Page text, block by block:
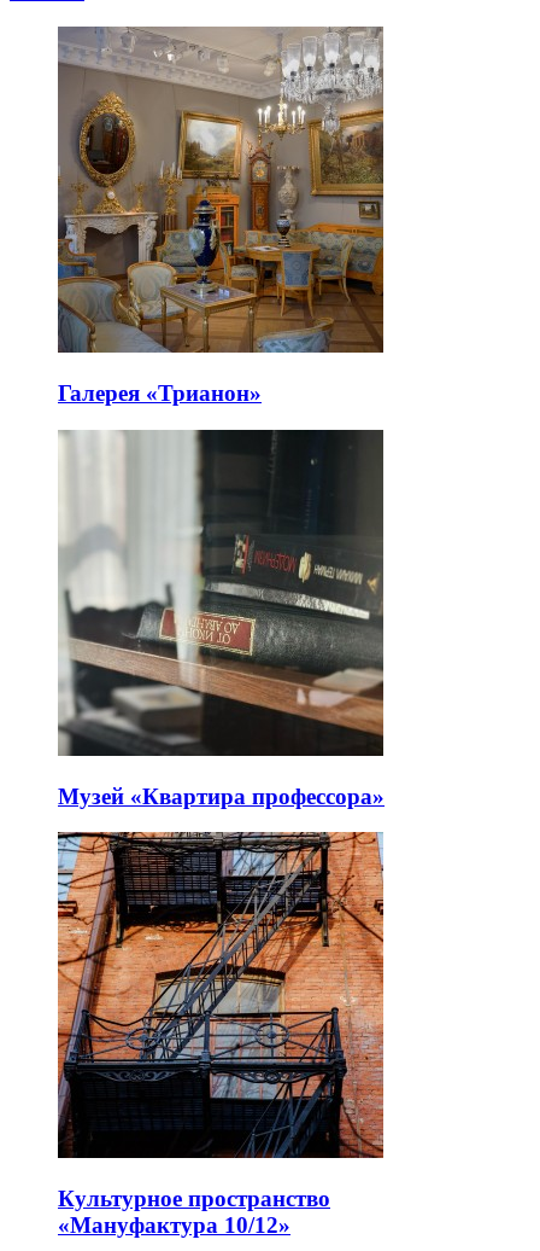
Галерея «Трианон»
Музей «Квартира профессора»
Культурное пространство
«Мануфактура 10/12»